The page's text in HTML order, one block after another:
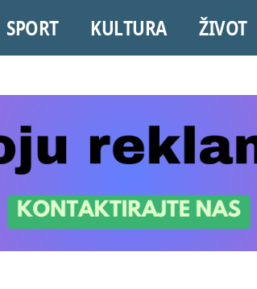
SPORT KULTURA ŽIVOT